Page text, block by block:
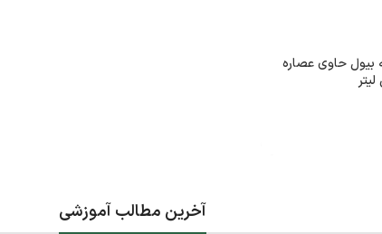
بیول حاوی عصاره
آخرین مطالب آموزشی